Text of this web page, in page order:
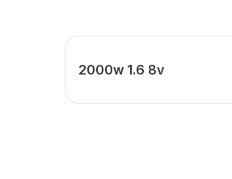
2000w 1.6 8v